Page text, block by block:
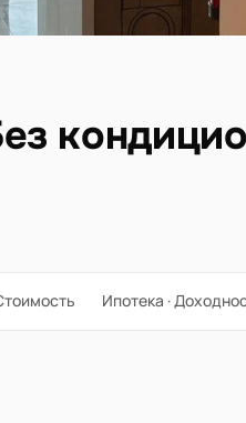
Ипотека ·